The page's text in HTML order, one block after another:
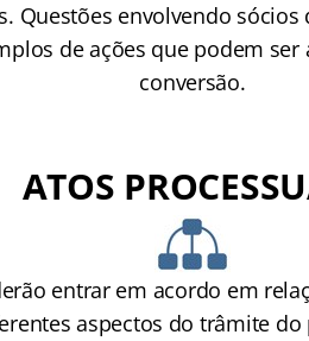
Questões envolvendo
de ações que podem
conversão.
ATOS
entrar em acordo em
aspectos do trâmite